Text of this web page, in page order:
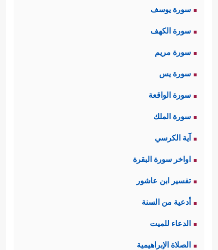
سورة يوسف
سورة الكهف
سورة مريم
سورة يس
سورة الواقعة
سورة الملك
آية الكرسي
اواخر سورة البقرة
تفسير ابن عاشور
أدعية من السنة
الدعاء للميت
الصلاة الإبراهيمية